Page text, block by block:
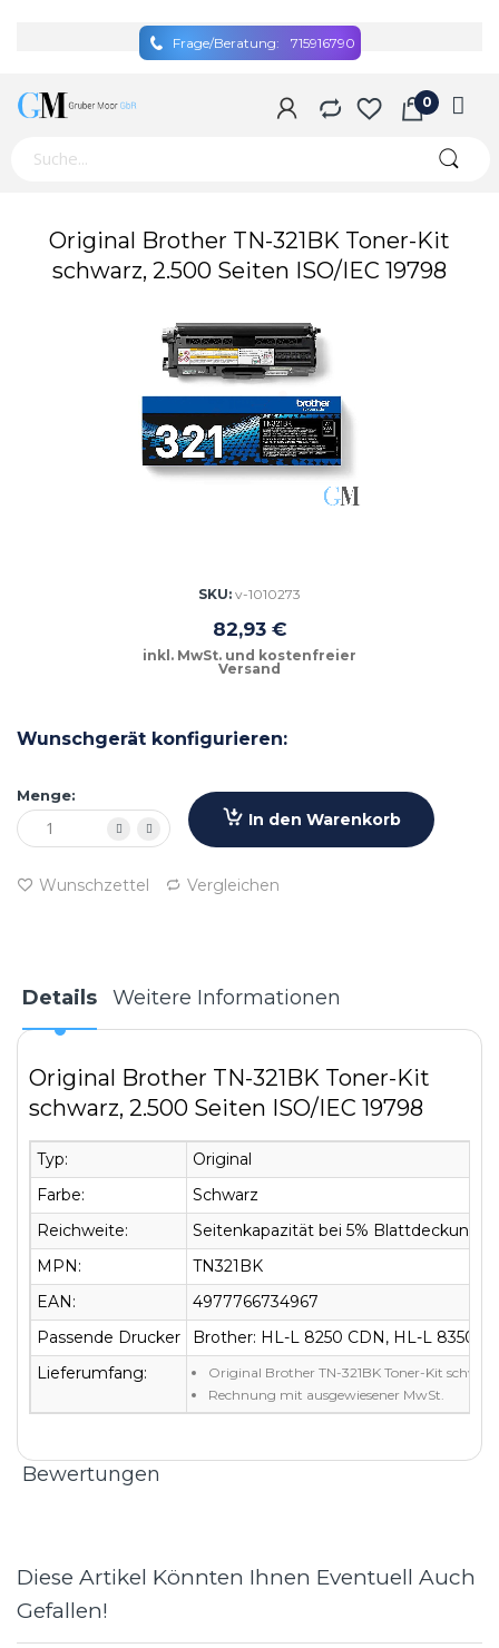
Frage/Beratung: 715916790
Zum
Ende
der
springen
Original Brother TN-321BK Toner-Kit
schwarz, 2.500 Seiten ISO/IEC 19798
Bildgalerie
springen
SKU v-1010273
82,93 €
Wunschgerät konfigurieren:
Menge:
In den Warenkorb
Wunschzettel Vergleichen
Details
Original Brother TN-321BK Toner-Kit
schwarz, 2.500 Seiten ISO/IEC 19798
Typ:
Original
Farbe:
Schwarz
Reichweite:
Seitenkapazität bei 5% Blattdeckung:
MPN:
TN321BK
EAN:
4977766734967
Passende Drucker
Brother: HL-L 8250 CDN, HL-L 8350
Lieferumfang:
Original Brother TN-321BK Toner-Kit
Rechnung mit ausgewiesener MwSt.
Weitere Informationen
Bewertungen
Diese Artikel Könnten Ihnen Eventuell Auch
Gefallen!